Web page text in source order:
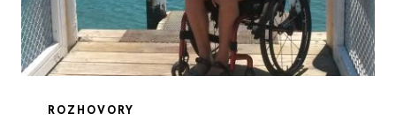
ROZHOVORY